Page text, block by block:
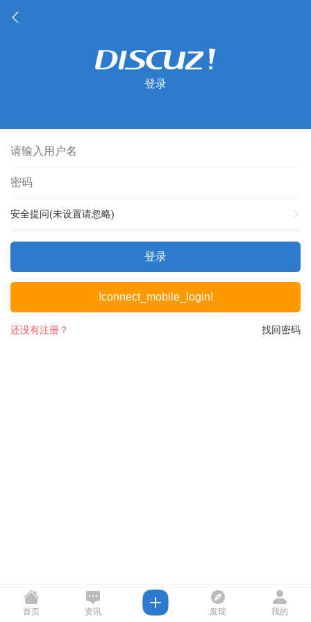
登录
安全提问(未设置请忽略)
登录
!connect_mobile_login!
找回密码
还没有注册？
首页 资讯 发现 我的